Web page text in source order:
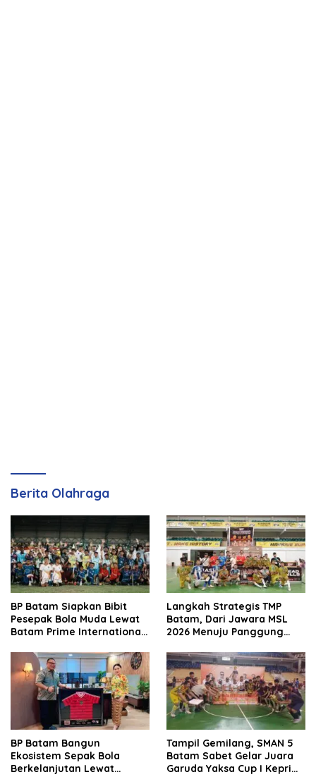
Berita Olahraga
BP Batam Siapkan Bibit
Pesepak Bola Muda Lewat
Batam Prime International
2026
Langkah Strategis TMP
Batam, Dari Jawara MSL
2026 Menuju Panggung
BP Batam Bangun
Ekosistem Sepak Bola
Berkelanjutan Lewat
Tampil Gemilang, SMAN 5
Batam Sabet Gelar Juara
Garuda Yaksa Cup I Kepri